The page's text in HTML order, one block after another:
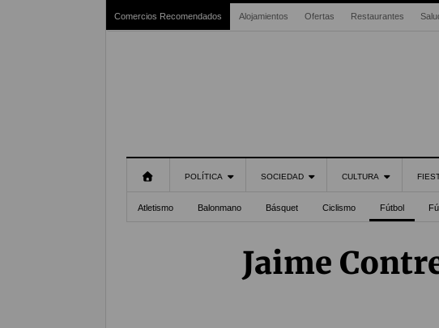
Comercios Recomendados Alojamientos Ofertas Restaurantes
POLÍTICA SOCIEDAD CULTURA
Atletismo Balonmano Básquet Ciclismo Fútbol
Jaime